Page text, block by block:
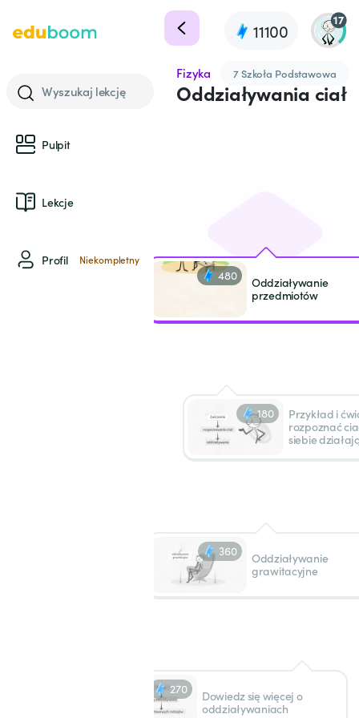
11100
17
Wyszukaj lekcję
Pulpit
Lekcje
Profil Niekompletny
Fizyka 7 Szkoła Podstawowa
Oddziaływania ciał
480
Oddziaływanie
przedmiotów
180
Przykład i
rozpoznać
siebie
360
Oddziaływanie
grawitacyjne
270
Dowiedz się więcej o
oddziaływaniach